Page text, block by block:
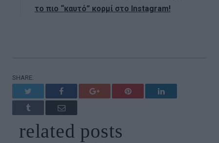
το πιο “καυτό” κορμί στο Instagram!
SHARE.
Facebook Google+ Pinterest LinkedIn
Tumblr Email
related posts